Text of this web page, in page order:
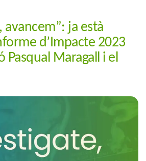
avancem”: ja està
d’Impacte 2023
Pasqual Maragall i el